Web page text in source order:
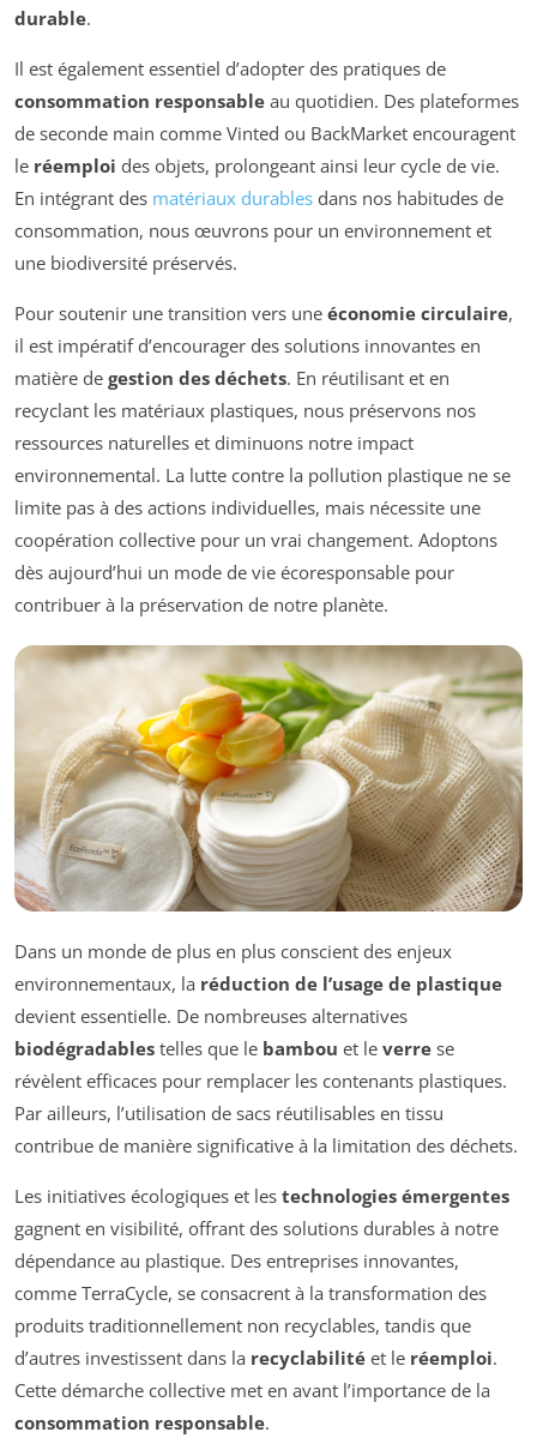
durable.
Il est également essentiel d’adopter des pratiques de
consommation responsable au quotidien. Des plateformes
de seconde main comme Vinted ou BackMarket encouragent
le réemploi des objets, prolongeant ainsi leur cycle de vie.
En intégrant des matériaux durables dans nos habitudes de
consommation, nous œuvrons pour un environnement et
une biodiversité préservés.
Pour soutenir une transition vers une économie circulaire,
il est impératif d’encourager des solutions innovantes en
matière de gestion des déchets. En réutilisant et en
recyclant les matériaux plastiques, nous préservons nos
ressources naturelles et diminuons notre impact
environnemental. La lutte contre la pollution plastique ne se
limite pas à des actions individuelles, mais nécessite une
coopération collective pour un vrai changement. Adoptons
dès aujourd’hui un mode de vie écoresponsable pour
contribuer à la préservation de notre planète.
Dans un monde de plus en plus conscient des enjeux
environnementaux, la réduction de l’usage de plastique
devient essentielle. De nombreuses alternatives
biodégradables telles que le bambou et le verre se
révèlent efficaces pour remplacer les contenants plastiques.
Par ailleurs, l’utilisation de sacs réutilisables en tissu
contribue de manière significative à la limitation des déchets.
Les initiatives écologiques et les technologies émergentes
gagnent en visibilité, offrant des solutions durables à notre
dépendance au plastique. Des entreprises innovantes,
comme TerraCycle, se consacrent à la transformation des
produits traditionnellement non recyclables, tandis que
d’autres investissent dans la recyclabilité et le réemploi.
Cette démarche collective met en avant l’importance de la
consommation responsable.